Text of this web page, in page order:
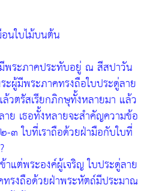
นใบไม้บนต้น
ระภาคประทับอยู่ ณ สีสปาวัน
ะผู้มีพระภาคทรงถือใบประดู่ลาย
ตรัสเรียกภิกษุทั้งหลายมา แล้ว
ย เธอทั้งหลายจะสำคัญความข้อ
๓ ใบที่เราถือด้วยฝ่ามือกับใบที่
แต่พระองค์ผู้เจริญ ใบประดู่ลาย
รงถือด้วยฝ่าพระหัตถ์มีประมาณ